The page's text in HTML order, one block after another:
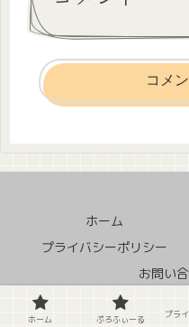
コメ
ホーム
プライバシーポリシー
お問い
© 2020 ク
ホーム ぷろふぃーる
プラ